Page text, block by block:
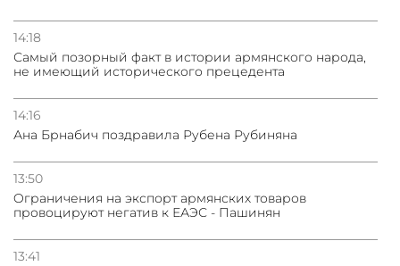
14:18
Самый позорный факт в истории армянского народа,
не имеющий исторического прецедента
14:16
Ана Брнабич поздравила Рубена Рубиняна
13:50
Oграничения на экспорт армянских товаров
провоцируют негатив к ЕАЭС - Пашинян
13:41